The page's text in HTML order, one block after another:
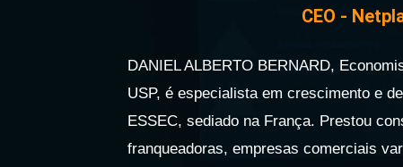
CEO -
DANIEL ALBERTO BERNARD,
USP, é especialista em crescimento e
ESSEC, sediado na França. Prestou
franqueadoras, empresas comerciais